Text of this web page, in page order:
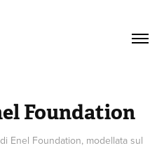
Foundation
Enel Foundation, modellata sul